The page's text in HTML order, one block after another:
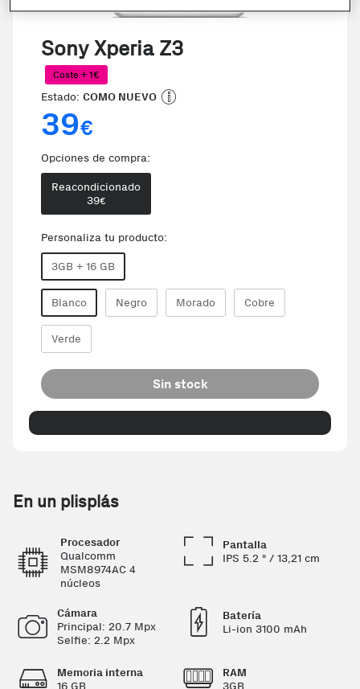
Sony Xperia Z3
Coste + 1€
Estado: COMO NUEVO
39€
Opciones de compra:
Reacondicionado
39€
Personaliza tu producto:
3GB + 16 GB
Blanco Negro Morado Cobre
Verde
Sin stock
En un plisplás
Procesador
Qualcomm
MSM8974AC 4
núcleos
Pantalla
IPS 5.2 " / 13,21 cm
Cámara
Principal: 20.7 Mpx
Selfie: 2.2 Mpx
Batería
Li-ion 3100 mAh
Memoria interna
16 GB
RAM
3GB